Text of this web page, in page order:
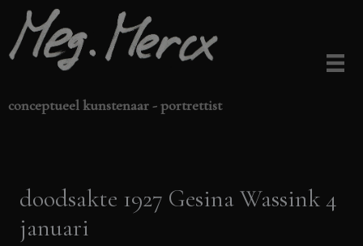
naar
de
conceptueel kunstenaar - portrettist
doodsakte 1927 Gesina Wassink 4
januari